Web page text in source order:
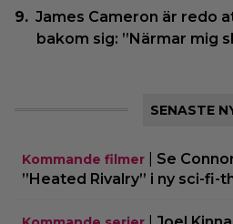
James Cameron är redo
bakom sig: ”Närmar mig
SENASTE
Kommande filmer
Se
”Heated Rivalry” i ny sci-fi-